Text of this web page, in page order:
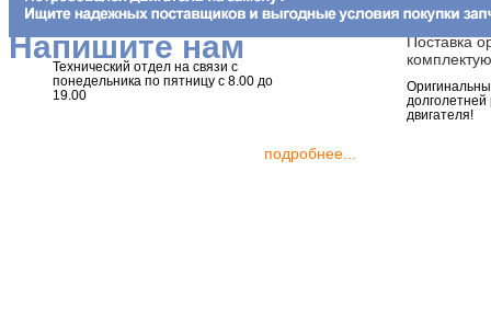
Техническая поддержка
Технический отдел на связи с
понедельника по пятницу с 8.00 до
19.00
подробнее...
Поставка
двигателя!
Напишите нам